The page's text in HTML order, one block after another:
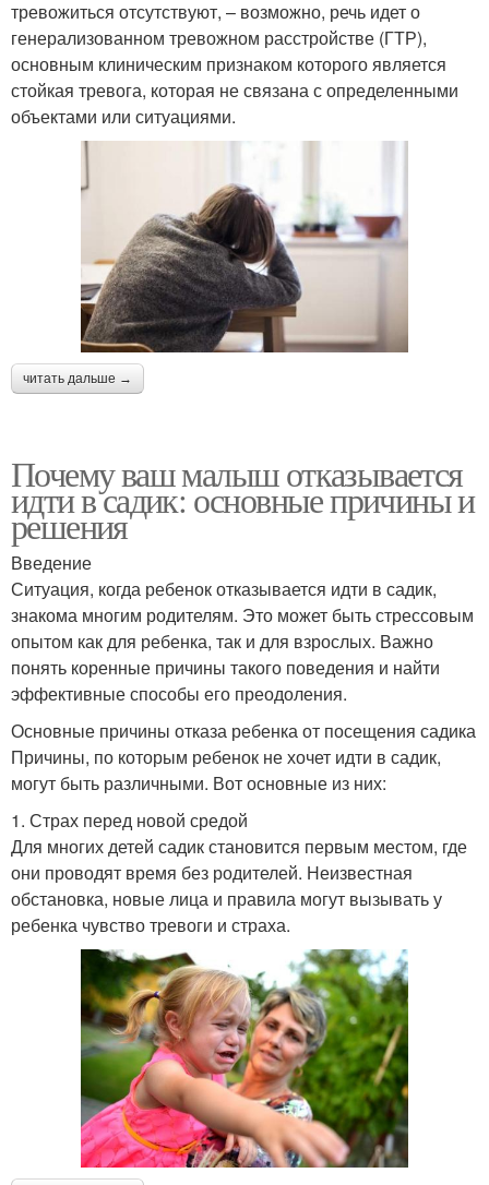
тревожиться отсутствуют, – возможно, речь идет о
генерализованном тревожном расстройстве (ГТР),
основным клиническим признаком которого является
стойкая тревога, которая не связана с определенными
объектами или ситуациями.
читать дальше →
Почему ваш малыш отказывается
идти в садик: основные причины и
решения
Введение
Ситуация, когда ребенок отказывается идти в садик,
знакома многим родителям. Это может быть стрессовым
опытом как для ребенка, так и для взрослых. Важно
понять коренные причины такого поведения и найти
эффективные способы его преодоления.
Основные причины отказа ребенка от посещения садика
Причины, по которым ребенок не хочет идти в садик,
могут быть различными. Вот основные из них:
1. Страх перед новой средой
Для многих детей садик становится первым местом, где
они проводят время без родителей. Неизвестная
обстановка, новые лица и правила могут вызывать у
ребенка чувство тревоги и страха.